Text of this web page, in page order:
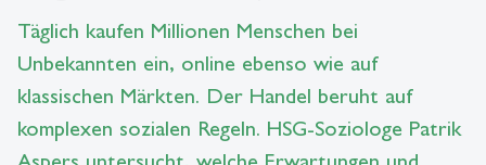
Täglich kaufen Millionen Menschen bei
Unbekannten ein, online ebenso wie auf
klassischen Märkten. Der Handel beruht auf
komplexen sozialen Regeln. HSG-Soziologe Patrik